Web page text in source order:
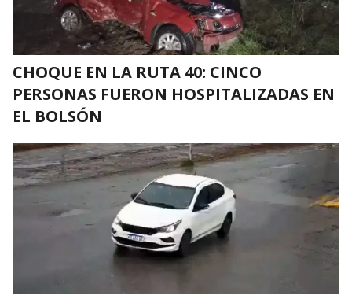
CHOQUE EN LA RUTA 40: CINCO
PERSONAS FUERON HOSPITALIZADAS EN
EL BOLSÓN